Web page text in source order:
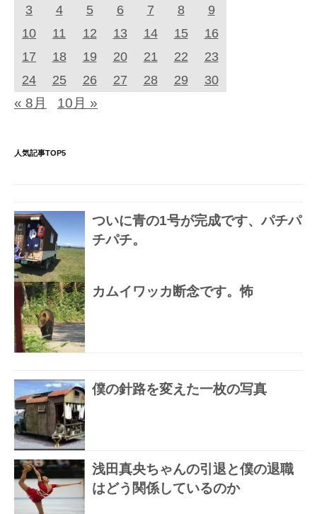
3
4 5 6 7 8
9
10
11 12 13 14 15
16
17
18 19 20 21 22
23
24
25 26 27 28 29 30
« 8月 10月 »
人気記事TOP5
ついに青の1号が完成です、パチパ
チパチ。
カムイワッカ断念です。怖
僕の針路を変えた一枚の写真
浅田真央ちゃんの引退と僕の退職
はどう関係しているのか